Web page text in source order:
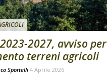
2027, avviso per
terreni agricoli
Sportelli 4 Aprile 2026